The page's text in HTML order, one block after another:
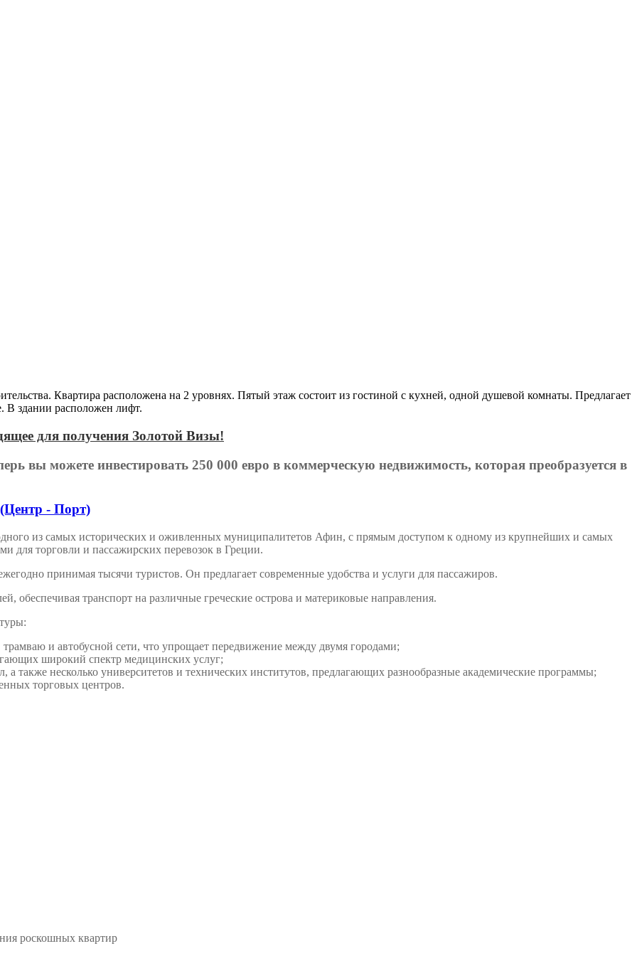
Квартира расположена на 2 уровнях. Пятый этаж состоит из гостиной с кухней, одной душевой комнаты. Предлагает
В здании расположен лифт.
для получения Золотой Визы!
вы можете инвестировать 250 000 евро в коммерческую недвижимость, которая преобразуется в
- Порт)
из самых исторических и оживленных муниципалитетов Афин, с прямым доступом к одному из крупнейших и самых
для торговли и пассажирских перевозок в Греции.
принимая тысячи туристов. Он предлагает современные удобства и услуги для пассажиров.
обеспечивая транспорт на различные греческие острова и материковые направления.
и автобусной сети, что упрощает передвижение между двумя городами;
широкий спектр медицинских услуг;
а также несколько университетов и технических институтов, предлагающих разнообразные академические программы;
торговых центров.
роскошных квартир